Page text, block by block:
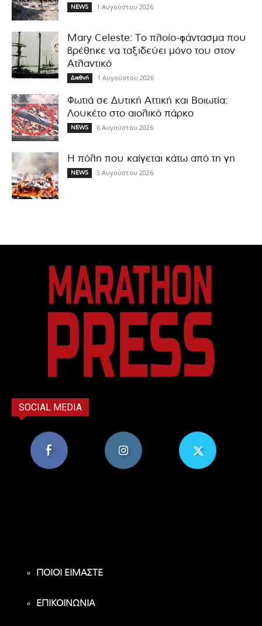
NEWS 1 Αυγούστου 2026
Mary Celeste: Το πλοίο-φάντασμα που
βρέθηκε να ταξιδεύει μόνο του στον
Ατλαντικό
Διεθνή 1 Αυγούστου 2026
Φωτιά σε Δυτική Αττική και Βοιωτία:
Λουκέτο στο αιολικό πάρκο
NEWS 6 Αυγούστου 2026
Η πόλη που καίγεται κάτω από τη γη
NEWS 3 Αυγούστου 2026
SOCIAL MEDIA
ΠΟΙΟΙ ΕΙΜΑΣΤΕ
ΕΠΙΚΟΙΝΩΝΙΑ